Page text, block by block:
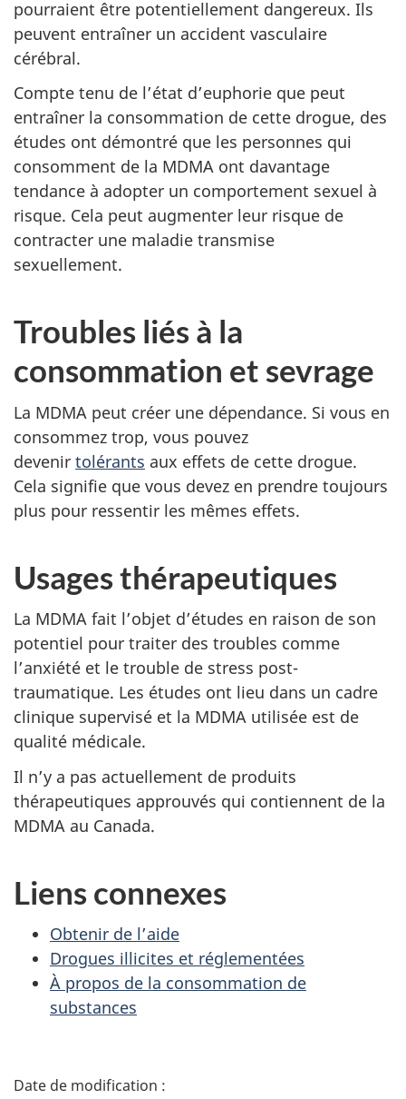
pourraient être potentiellement dangereux. Ils
peuvent entraîner un accident vasculaire
cérébral.
Compte tenu de l’état d’euphorie que peut
entraîner la consommation de cette drogue, des
études ont démontré que les personnes qui
consomment de la MDMA ont davantage
tendance à adopter un comportement sexuel à
risque. Cela peut augmenter leur risque de
contracter une maladie transmise
sexuellement.
Troubles liés à la
consommation et sevrage
La MDMA peut créer une dépendance. Si vous en
consommez trop, vous pouvez
devenir tolérants aux effets de cette drogue.
Cela signifie que vous devez en prendre toujours
plus pour ressentir les mêmes effets.
Usages thérapeutiques
La MDMA fait l’objet d’études en raison de son
potentiel pour traiter des troubles comme
l’anxiété et le trouble de stress post-
traumatique. Les études ont lieu dans un cadre
clinique supervisé et la MDMA utilisée est de
qualité médicale.
Il n’y a pas actuellement de produits
thérapeutiques approuvés qui contiennent de la
MDMA au Canada.
Liens connexes
Obtenir de l’aide
Drogues illicites et réglementées
À propos de la consommation de
substances
D